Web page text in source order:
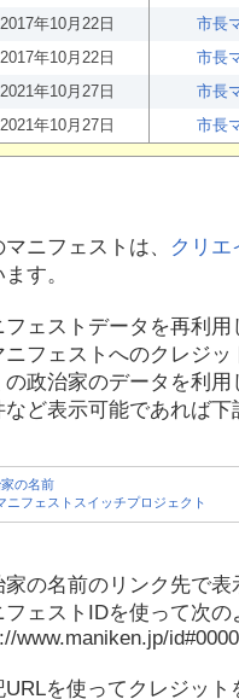
2017年10月22日
市長
2017年10月22日
市長
2021年10月27日
市長
2021年10月27日
市長
マニフェストは、 クリエ
す。
フェストデータを再利用
ニフェストへのクレジッ
の政治家のデータを利
など表示可能であれば下
の名前
家の名前のリンク先で表
フェストIDを使って次の
www.maniken.jp/
URLを使ってクレジット